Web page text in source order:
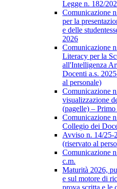
Legge n. 182/
Comunicazione
per la
e delle
2026
Comunicazione
Literacy per la
all'Intelligenza
Docenti a.s.
al personale)
Comunicazione
visualizzazione
(pagelle) –
Comunicazione
Collegio dei
Avviso n. 14/25-
(riservato al
Comunicazione
c.m.
Maturità 2026,
e sul motore di